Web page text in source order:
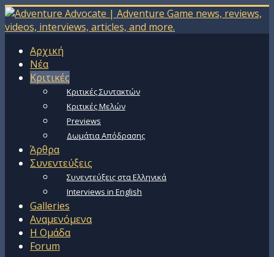
Αρχική
Νέα
Κριτικές
Κριτικές Συντακτών
Κριτικές Μελών
Previews
Δωμάτια Απόδρασης
Άρθρα
Συνεντεύξεις
Συνεντεύξεις στα Ελληνικά
Interviews in English
Galleries
Αναμενόμενα
Η Ομάδα
Forum